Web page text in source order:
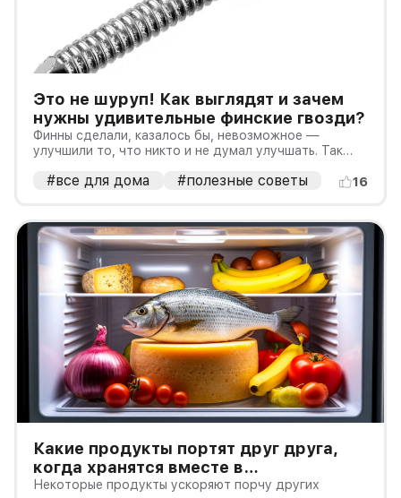
Это не шуруп! Как выглядят и зачем
нужны удивительные финские гвозди?
Финны сделали, казалось бы, невозможное —
улучшили то, что никто и не думал улучшать. Так
#все для дома #полезные советы 16
Какие продукты портят друг друга,
когда хранятся вместе в
холодильнике?
Некоторые продукты ускоряют порчу других